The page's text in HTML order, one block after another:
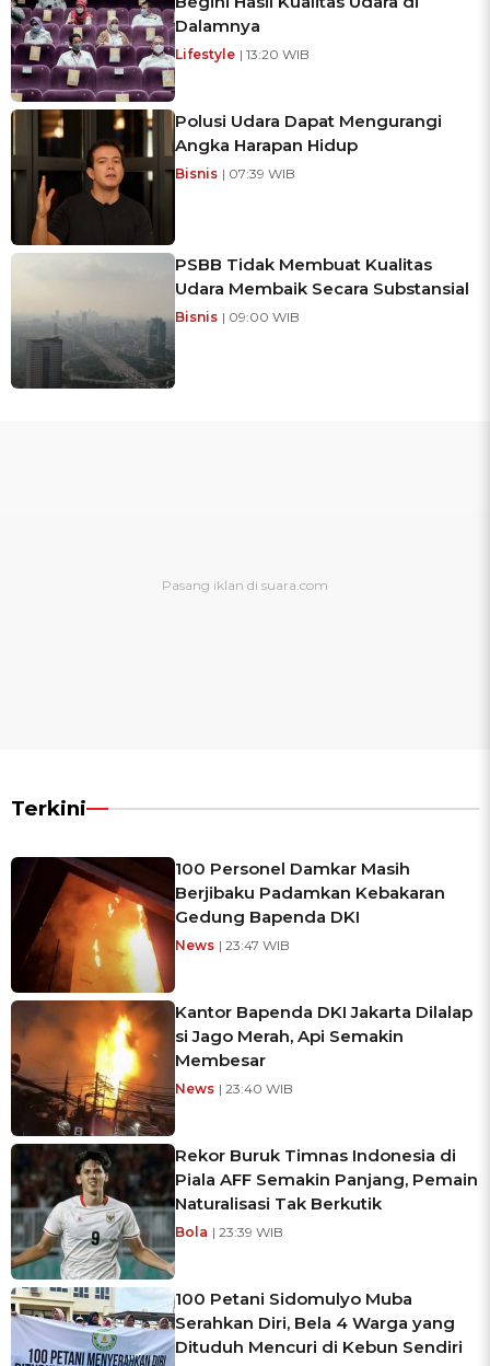
Dalamnya
Lifestyle | 13:20 WIB
Polusi Udara Dapat Mengurangi
Angka Harapan Hidup
Bisnis | 07:39 WIB
PSBB Tidak Membuat Kualitas
Udara Membaik Secara Substansial
Bisnis | 09:00 WIB
Terkini
100 Personel Damkar Masih
Berjibaku Padamkan Kebakaran
Gedung Bapenda DKI
News | 23:47 WIB
Kantor Bapenda DKI Jakarta Dilalap
si Jago Merah, Api Semakin
Membesar
News | 23:40 WIB
Rekor Buruk Timnas Indonesia di
Piala AFF Semakin Panjang, Pemain
Naturalisasi Tak Berkutik
Bola | 23:39 WIB
100 Petani Sidomulyo Muba
Serahkan Diri, Bela 4 Warga yang
Dituduh Mencuri di Kebun Sendiri